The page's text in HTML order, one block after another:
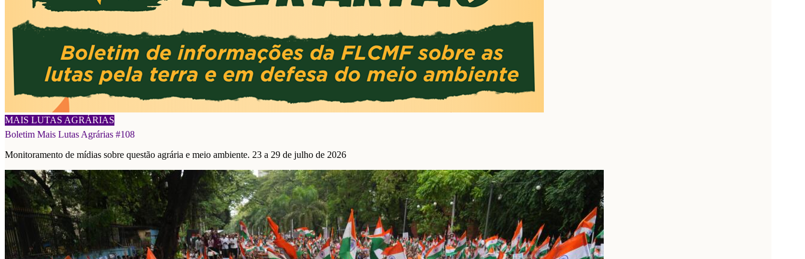
MAIS LUTAS AGRÁRIAS
03/08/2026
Boletim Mais Lutas Agrárias #108
Monitoramento de mídias sobre questão agrária e meio ambiente. 23 a 29 de julho de 2026